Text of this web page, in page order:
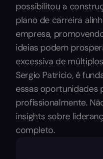
possibilitou a
plano de carreira
empresa,
ideias podem
excessiva de
Sergio Patricio, é
essas oportunidades
profissionalmente.
insights sobre
completo.